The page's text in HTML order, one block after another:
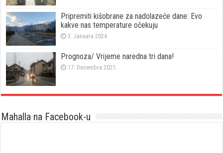
Pripremiti kišobrane za nadolazeće dane: Evo
kakve nas temperature očekuju
3. Januara 2024.
Prognoza/ Vrijeme naredna tri dana!
17. Decembra 2021.
Mahalla na Facebook-u